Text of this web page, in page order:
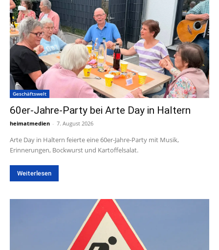
Geschäftswelt
60er-Jahre-Party bei Arte Day in Haltern
heimatmedien - 7. August 2026
Arte Day in Haltern feierte eine 60er-Jahre-Party mit Musik,
Erinnerungen, Bockwurst und Kartoffelsalat.
Weiterlesen